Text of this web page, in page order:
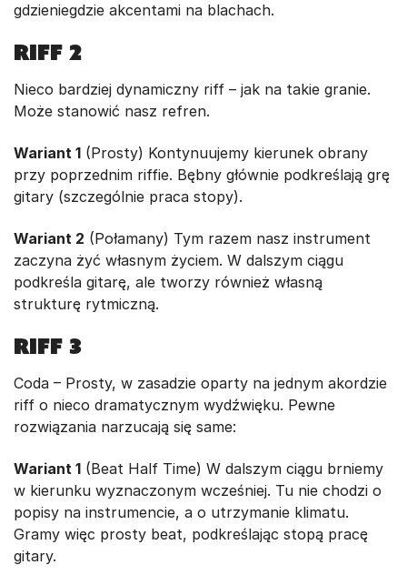
gdzieniegdzie akcentami na blachach.
RIFF 2
Nieco bardziej dynamiczny riff – jak na takie granie.
Może stanowić nasz refren.
Wariant 1 (Prosty) Kontynuujemy kierunek obrany
przy poprzednim riffie. Bębny głównie podkreślają grę
gitary (szczególnie praca stopy).
Wariant 2 (Połamany) Tym razem nasz instrument
zaczyna żyć własnym życiem. W dalszym ciągu
podkreśla gitarę, ale tworzy również własną
strukturę rytmiczną.
RIFF 3
Coda – Prosty, w zasadzie oparty na jednym akordzie
riff o nieco dramatycznym wydźwięku. Pewne
rozwiązania narzucają się same:
Wariant 1 (Beat Half Time) W dalszym ciągu brniemy
w kierunku wyznaczonym wcześniej. Tu nie chodzi o
popisy na instrumencie, a o utrzymanie klimatu.
Gramy więc prosty beat, podkreślając stopą pracę
gitary.